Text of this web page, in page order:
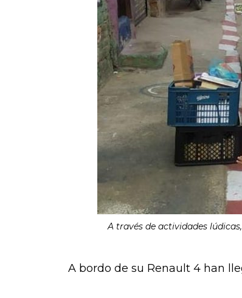
A través de actividades
A bordo de su Renault 4 han